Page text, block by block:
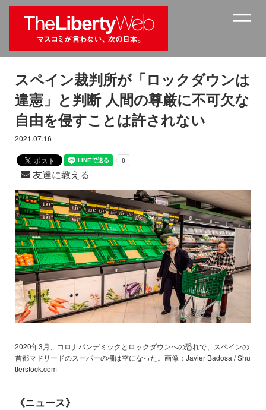
スペイン裁判所が「ロックダウンは
違憲」と判断 人間の尊厳に不可欠な
自由を侵すことは許されない
2021.07.16
友達に教える
2020年3月、コロナパンデミックとロックダウンへの恐れで、スペインの
首都マドリードのスーパーの棚は空になった。画像：Javier Badosa / Shu
tterstock.com
《ニュース》